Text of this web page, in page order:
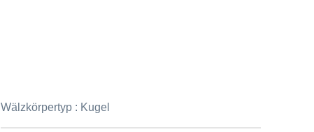
Wälzkörpertyp : Kugel